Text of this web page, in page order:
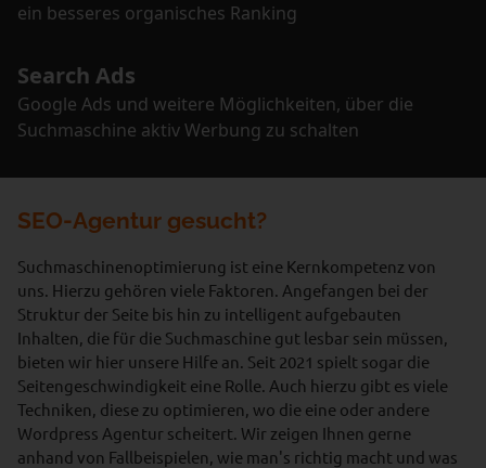
ein besseres organisches Ranking
Google Ads und weitere Möglichkeiten, über die
Suchmaschine aktiv Werbung zu schalten
Search Ads
SEO-Agentur gesucht?
Suchmaschinenoptimierung ist eine Kernkompetenz von
uns. Hierzu gehören viele Faktoren. Angefangen bei der
Struktur der Seite bis hin zu intelligent aufgebauten
Inhalten, die für die Suchmaschine gut lesbar sein müssen,
bieten wir hier unsere Hilfe an. Seit 2021 spielt sogar die
Seitengeschwindigkeit eine Rolle. Auch hierzu gibt es viele
Techniken, diese zu optimieren, wo die eine oder andere
Wordpress Agentur scheitert. Wir zeigen Ihnen gerne
anhand von Fallbeispielen, wie man's richtig macht und was